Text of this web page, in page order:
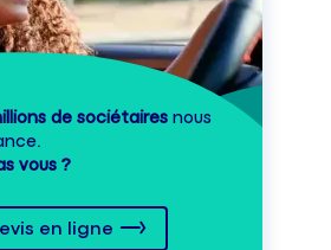
de sociétaires nous
vous ?
en ligne